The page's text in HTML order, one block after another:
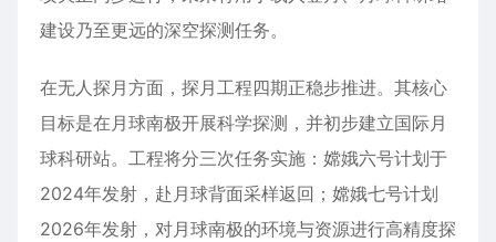
建设乃至更远的深空探测任务。
在无人探月方面，探月工程四期正稳步推进。其核心
目标是在月球南极开展科学探测，并初步建立国际月
球科研站。工程将分三次任务实施：嫦娥六号计划于
2024年发射，赴月球背面采样返回；嫦娥七号计划
2026年发射，对月球南极的环境与资源进行高精度探